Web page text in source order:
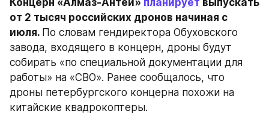
от 2 тысяч российских дронов начиная с
июля. По словам гендиректора Обуховского
завода, входящего в концерн, дроны будут
собирать «по специальной документации для
работы» на «СВО». Ранее сообщалось, что
дроны петербургского концерна похожи на
китайские квадрокоптеры.